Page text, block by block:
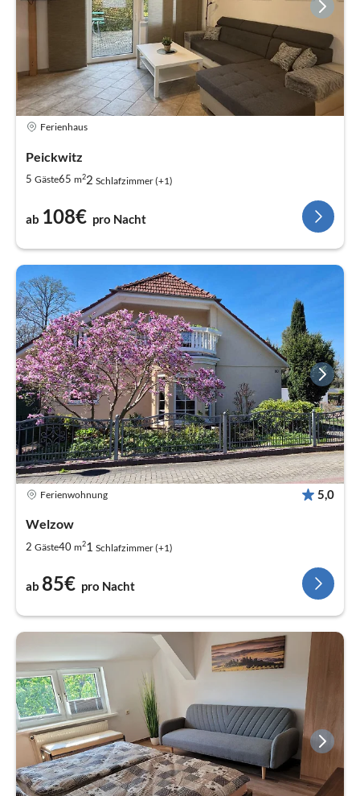
Ferienhaus
Peickwitz
5 Gäste65 m22 Schlafzimmer (+1)
ab 108€ pro Nacht
Ferienwohnung 5,0
Welzow
2 Gäste40 m21 Schlafzimmer (+1)
ab 85€ pro Nacht